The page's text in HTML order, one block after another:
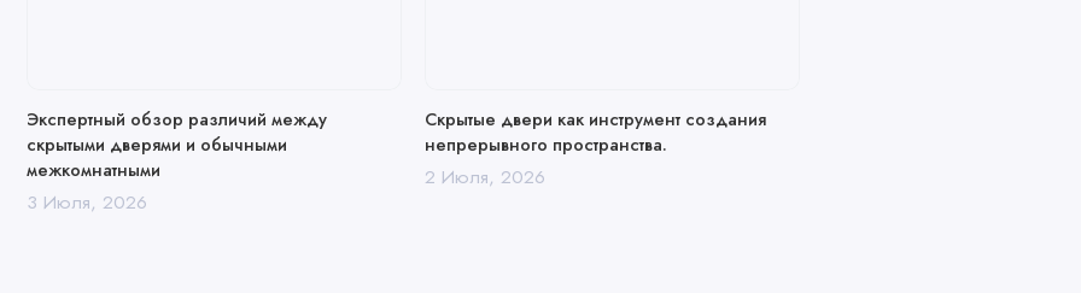
Экспертный обзор различий между
скрытыми дверями и обычными
межкомнатными
3 Июля, 2026
Скрытые двери как инструмент создания
непрерывного пространства.
2 Июля, 2026